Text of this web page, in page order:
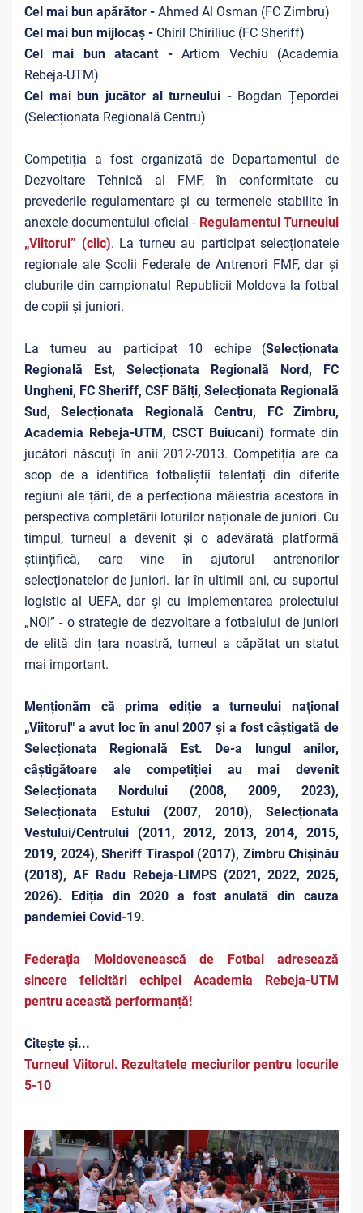
Cel mai bun apărător - Ahmed Al Osman (FC Zimbru)
Cel mai bun mijlocaș - Chiril Chiriliuc (FC Sheriff)
Cel mai bun atacant -Artiom Vechiu (Academia
Rebeja-UTM)
Cel mai bun jucător al turneului - Bogdan Țepordei
(Selecționata Regională Centru)
Competiția a fost organizată de Departamentul de
Dezvoltare Tehnică al FMF, în conformitate cu
prevederile regulamentare și cu termenele stabilite în
anexele documentului oficial - Regulamentul Turneului
„Viitorul” (clic). La turneu au participat selecționatele
regionale ale Școlii Federale de Antrenori FMF, dar și
cluburile din campionatul Republicii Moldova la fotbal
de copii și juniori.
La turneu au participat 10 echipe (Selecționata
Regională Est, Selecționata Regională Nord, FC
Ungheni, FC Sheriff, CSF Bălți, Selecționata Regională
Sud, Selecționata Regională Centru, FC Zimbru,
Academia Rebeja-UTM, CSCT Buiucani) formate din
jucători născuți în anii 2012-2013. Competiția are ca
scop de a identifica fotbaliștii talentați din diferite
regiuni ale țării, de a perfecționa măiestria acestora în
perspectiva completării loturilor naționale de juniori. Cu
timpul, turneul a devenit și o adevărată platformă
științifică, care vine în ajutorul antrenorilor
selecționatelor de juniori. Iar în ultimii ani, cu suportul
logistic al UEFA, dar și cu implementarea proiectului
„NOI” - o strategie de dezvoltare a fotbalului de juniori
de elită din țara noastră, turneul a căpătat un statut
mai important.
Menționăm că prima ediție a turneului naţional
„Viitorul" a avut loc în anul 2007 și a fost câștigată de
Selecționata Regională Est. De-a lungul anilor,
câștigătoare ale competiției au mai devenit
Selecționata Nordului (2008, 2009, 2023),
Selecționata Estului (2007, 2010), Selecționata
Vestului/Centrului (2011, 2012, 2013, 2014, 2015,
2019, 2024), Sheriff Tiraspol (2017), Zimbru Chișinău
(2018), AF Radu Rebeja-LIMPS (2021, 2022, 2025,
2026). Ediția din 2020 a fost anulată din cauza
pandemiei Covid-19.
Federația Moldovenească de Fotbal adresează
sincere felicitări echipei Academia Rebeja-UTM
pentru această performanță!
Citește și...
Turneul Viitorul. Rezultatele meciurilor pentru locurile
5-10